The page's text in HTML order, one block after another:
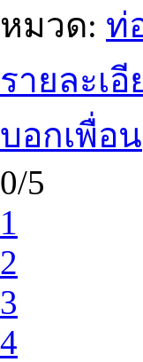
หมวด: ท่
รายละเอี
บอกเพื่อน
0/5
1
2
3
4